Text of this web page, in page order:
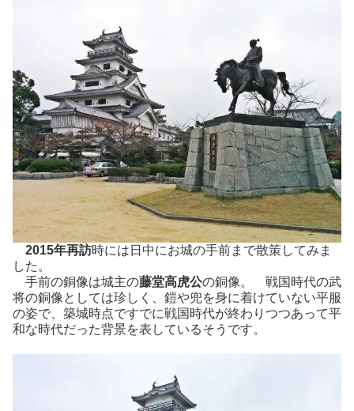
2015年再訪時には日中にお城の手前まで散策してみま
した。
手前の銅像は城主の藤堂高虎公の銅像。 戦国時代の武
将の銅像としては珍しく、鎧や兜を身に着けていない平服
の姿で、築城時点ですでに戦国時代が終わりつつあって平
和な時代だった背景を表しているそうです。